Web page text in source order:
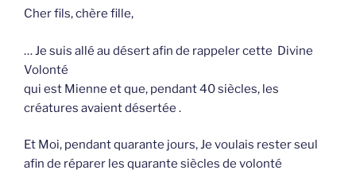
Cher fils, chère fille,
… Je suis allé au désert afin de rappeler cette Divine
Volonté
qui est Mienne et que, pendant 40 siècles, les
créatures avaient désertée .
Et Moi, pendant quarante jours, Je voulais rester seul
afin de réparer les quarante siècles de volonté